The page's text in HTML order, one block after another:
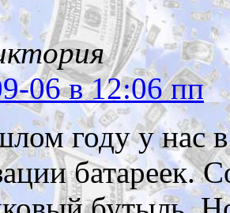
06в 12:06 пп
году у нас
батареек.